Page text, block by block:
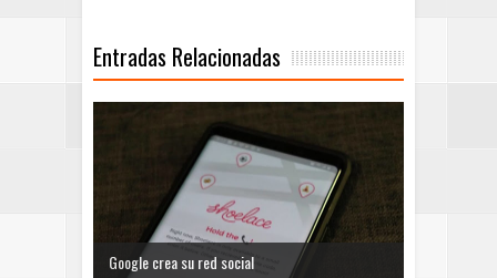
Entradas Relacionadas
Google crea su red social